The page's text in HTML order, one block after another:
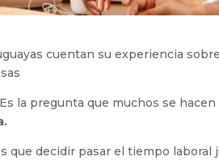
cuentan su experiencia
la pregunta que muchos se
que decidir pasar el tiempo laboral